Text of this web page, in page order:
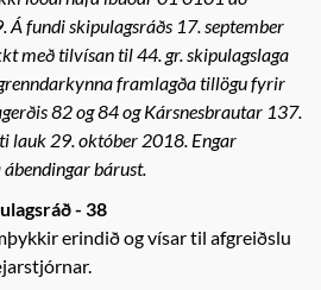
Á fundi skipulagsráðs 17. september
með tilvísan til 44. gr. skipulagslaga
framlagða tillögu fyrir
82 og 84 og Kársnesbrautar 137.
lauk 29. október 2018. Engar
bárust.
- 38
erindið og vísar til afgreiðslu